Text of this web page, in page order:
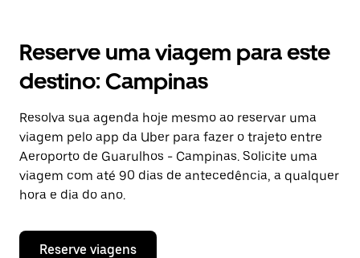
o
e
uma
data.
Pressione
a
tecla
“ESC”
para
o
calendário.
Reserve uma viagem para este
destino: Campinas
Resolva sua agenda hoje mesmo ao reservar uma
viagem pelo app da Uber para fazer o trajeto entre
Aeroporto de Guarulhos - Campinas. Solicite uma
viagem com até 90 dias de antecedência, a qualquer
hora e dia do ano.
Reserve viagens